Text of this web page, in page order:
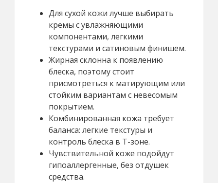
Для сухой кожи лучше выбирать
кремы с увлажняющими
компонентами, легкими
текстурами и сатиновым финишем.
Жирная склонна к появлению
блеска, поэтому стоит
присмотреться к матирующим или
стойким вариантам с невесомым
покрытием.
Комбинированная кожа требует
баланса: легкие текстуры и
контроль блеска в Т-зоне.
Чувствительной коже подойдут
гипоаллергенные, без отдушек
средства.